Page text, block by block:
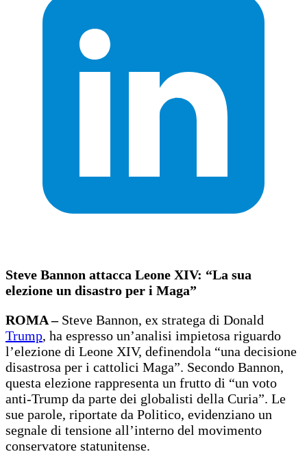
Steve Bannon attacca Leone XIV: “La sua
elezione un disastro per i Maga”
ROMA –Steve Bannon, ex stratega di Donald
Trump, ha espresso un’analisi impietosa riguardo
l’elezione di Leone XIV, definendola “una decisione
disastrosa per i cattolici Maga”. Secondo Bannon,
questa elezione rappresenta un frutto di “un voto
anti-Trump da parte dei globalisti della Curia”. Le
sue parole, riportate da Politico, evidenziano un
segnale di tensione all’interno del movimento
conservatore statunitense.